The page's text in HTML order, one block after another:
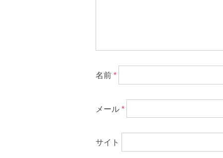
名前 *
メール *
サイト